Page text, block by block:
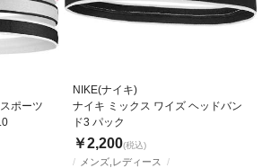
ポーツ
メンズ,レディース
NIKE(ナイキ)
ナイキ ミックス ワイズ ヘッドバン
ド3 パック
￥2,200(税込)